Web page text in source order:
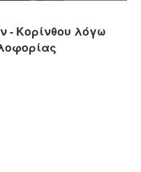
- Κορίνθου λόγω